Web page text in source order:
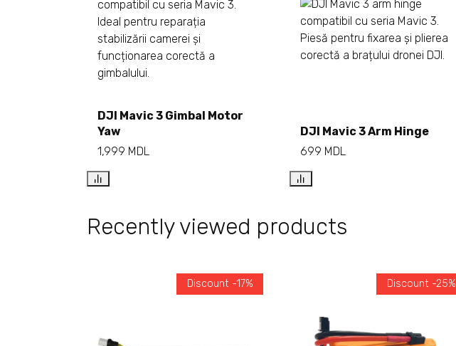
DJI Mavic 3 Gimbal Motor
Yaw
1,999 MDL
DJI Mavic 3 Arm Hinge
699 MDL
Recently viewed products
Discount -17% Discount -25%